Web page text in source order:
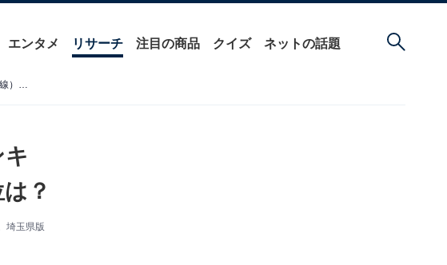
エンタメ リサーチ 注目の商品 クイズ ネットの話題
【2024年版】埼玉県の「住み続けたい街（駅）」ランキング！ 2位「加茂宮（埼玉新都市交通伊奈線）」、1位は？
？
埼玉県版